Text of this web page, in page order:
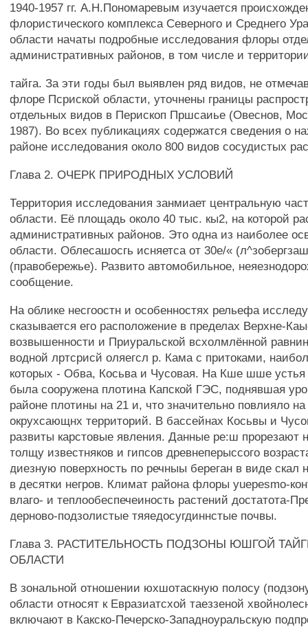
1940-1957 гг. А.Н.Пономаревым изучается
флористического комплекса Северного и Среднего
области начаты подробные исследования флоры
административных районов, в том числе и
тайга. За эти годы был выявлен ряд видов, не
флоре Псриской области, уточнены границы
отдельных видов в Перископ Пршсаиье (Овеснов,
1987). Во всех публикациях содержатся сведения о
районе исследования около 800 видов сосудистых
Глава 2. ОЧЕРК ПРИРОДНЫХ УСЛОВИЙ
Территория исследования занмиает центральную
области. Её площадь около 40 тыс. кы2, на которой
административных районов. Это одна из наиболее
области. Облесашосгь исняетса от 30е/«
(правобережье). Развито автомобильное,
сообщение.
На облике несгоостн и особенностях рельефа
сказывается его расположение в пределах Верхне-
возвышенности и Приуральской всхолмлённой
водной лртсрисй оляегсл р. Кама с притоками,
которых - Обва, Косьва и Чусовая. На Кше шше устья
была сооружена плотина Капской ГЭС, поднявшая
районе плотины на 21 и, что значительно повлияло
окрухсающнх территорий. В бассейнах Косьвы и
развиты карстовые явления. Данные ре:ш прорезают
толщу известняков и гипсов древнеперыссого
диезную поверхность по речныы береган в виде скал
в десятки негров. Климат района флоры yuepesmo-
влаго- и теплообеспечеиность растений достатота-
дерново-подзолистые тяяедосугдиннстые почвы.
Глава 3. РАСТИТЕЛЬНОСТЬ ПОДЗОНЫ ЮШГОЙ
ОБЛАСТИ
В зональной отношении юхшотаскную полосу
области относят к Евразиатсхой таеззеной
включают в Какско-Печерско-Западноуральскую